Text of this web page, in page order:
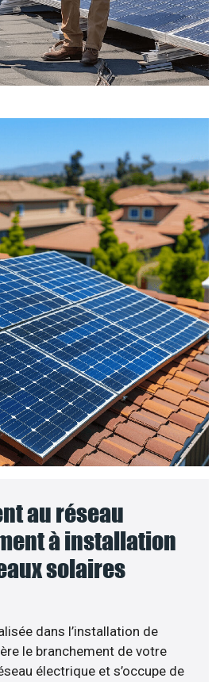
au réseau
à installation
solaires
dans l’installation de
le branchement de votre
électrique et s’occupe de